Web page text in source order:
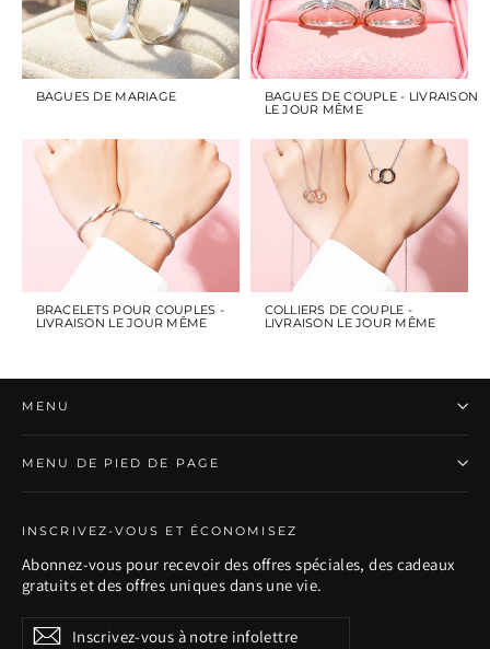
BAGUES DE MARIAGE
BAGUES DE COUPLE - LIVRAISON
LE JOUR MÊME
BRACELETS POUR COUPLES -
LIVRAISON LE JOUR MÊME
COLLIERS DE COUPLE -
LIVRAISON LE JOUR MÊME
MENU
MENU DE PIED DE PAGE
INSCRIVEZ-VOUS ET ÉCONOMISEZ
Abonnez-vous pour recevoir des offres spéciales, des cadeaux
gratuits et des offres uniques dans une vie.
Inscrivez-
vous
S'inscrireS'inscrire